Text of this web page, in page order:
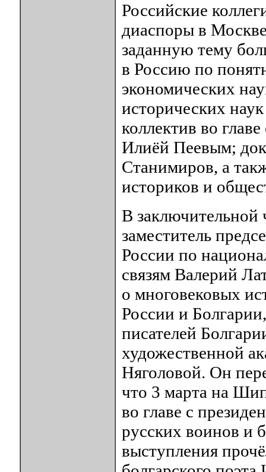
Российские
диаспоры в
заданную тему
в Россию по
экономических
исторических
коллектив во
Илиёй Пеевым;
Станимиров, а
историков и
В заключительной
заместитель
России по
связям Валерий
о многовековых
России и
писателей
художественной
Няголовой. Он
что 3 марта на
во главе с
русских воинов и
выступления